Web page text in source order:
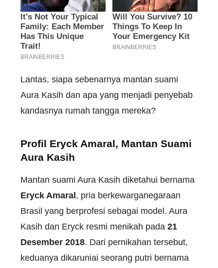
Lantas, siapa sebenarnya mantan suami
Aura Kasih dan apa yang menjadi penyebab
kandasnya rumah tangga mereka?
Profil Eryck Amaral, Mantan Suami
Aura Kasih
Mantan suami Aura Kasih diketahui bernama
Eryck Amaral , pria berkewarganegaraan
Brasil yang berprofesi sebagai model. Aura
Kasih dan Eryck resmi menikah pada 21
Desember 2018. Dari pernikahan tersebut,
keduanya dikaruniai seorang putri bernama